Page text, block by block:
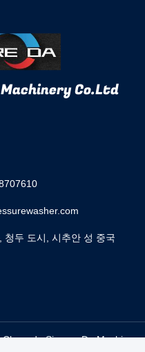
Co.Ltd
청두 도시, 시추안 성 중국
Sincere Da Machinery